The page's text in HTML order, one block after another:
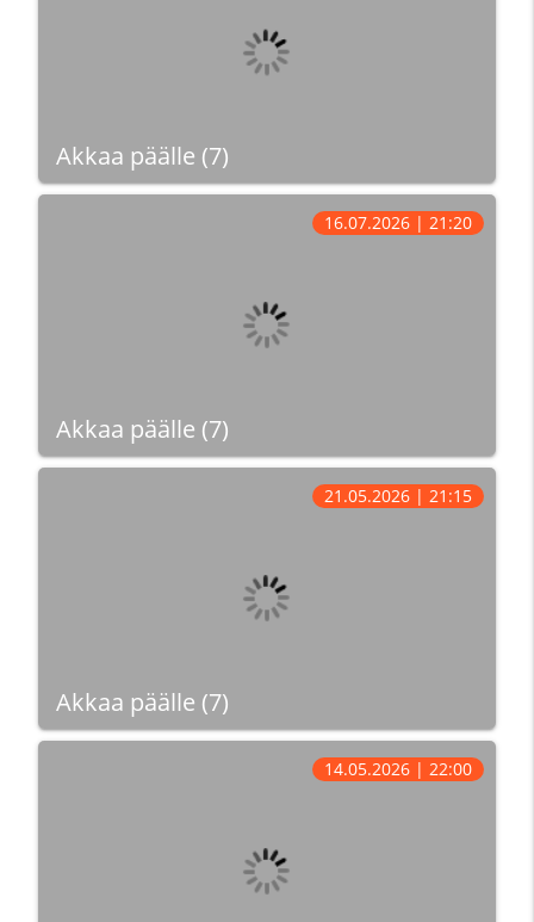
Akkaa päälle (7)
Akkaa päälle (7)
16.07.2026 | 21:20
Akkaa päälle (7)
21.05.2026 | 21:15
14.05.2026 | 22:00